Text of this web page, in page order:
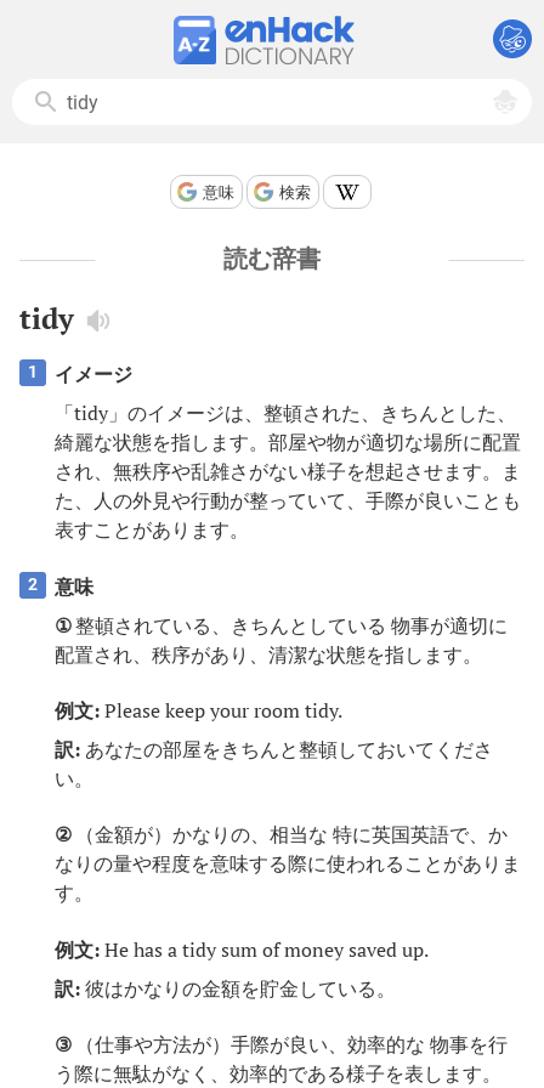
意味 検索
読む辞書
tidy
1
イメージ
「tidy」のイメージは、整頓された、きちんとした、
綺麗な状態を指します。部屋や物が適切な場所に配置
され、無秩序や乱雑さがない様子を想起させます。ま
た、人の外見や行動が整っていて、手際が良いことも
表すことがあります。
2
意味
①整頓されている、きちんとしている 物事が適切に
配置され、秩序があり、清潔な状態を指します。
例文:Please keep your room tidy.
訳:あなたの部屋をきちんと整頓しておいてくださ
い。
②
（金額が）かなりの、相当な 特に英国英語で、か
なりの量や程度を意味する際に使われることがありま
す。
例文:He has a tidy sum of money saved up.
訳:彼はかなりの金額を貯金している。
③
（仕事や方法が）手際が良い、効率的な 物事を行
う際に無駄がなく、効率的である様子を表します。